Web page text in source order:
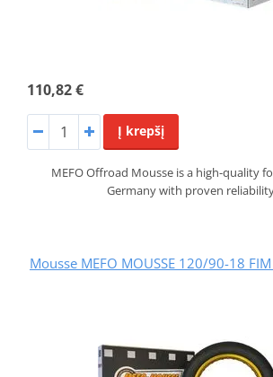
110,82 €
Į krepšį
MEFO Offroad Mousse is a high-quality
Germany with proven
Mousse MEFO MOUSSE 120/90-18